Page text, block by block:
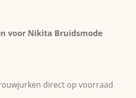
voor Nikita Bruidsmode
direct op voorraad